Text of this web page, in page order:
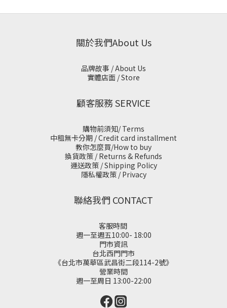
關於我們About Us
品牌故事 / About Us
實體店面 / Store
顧客服務 SERVICE
購物前須知/ Terms
中租無卡分期 / Credit card installment
教你怎麼買/How to buy
換貨政策 / Returns & Refunds
運送政策 / Shipping Policy
隱私權政策 / Privacy
聯絡我們 CONTACT
客服時間
週一至週五10:00- 18:00
門市資訊
台北西門門市
《台北市萬華區武昌街二段114-2號》
營業時間
週一至周日 13:00-22:00